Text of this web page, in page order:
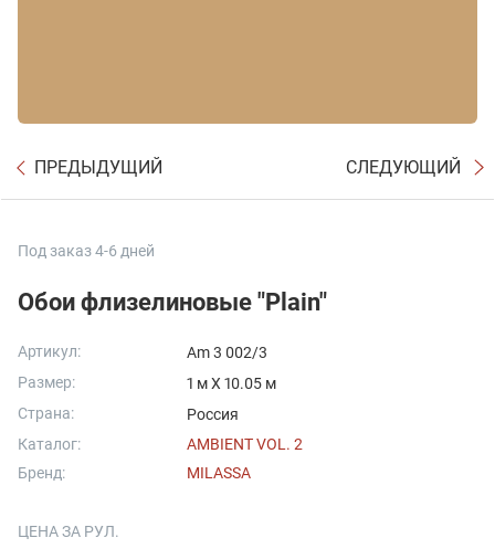
ПРЕДЫДУЩИЙ СЛЕДУЮЩИЙ
Под заказ 4-6 дней
Обои флизелиновые "Plain"
Артикул:
Am 3 002/3
Размер:
1 м X 10.05 м
Страна:
Россия
Каталог:
AMBIENT VOL. 2
Бренд:
MILASSA
ЦЕНА ЗА РУЛ.